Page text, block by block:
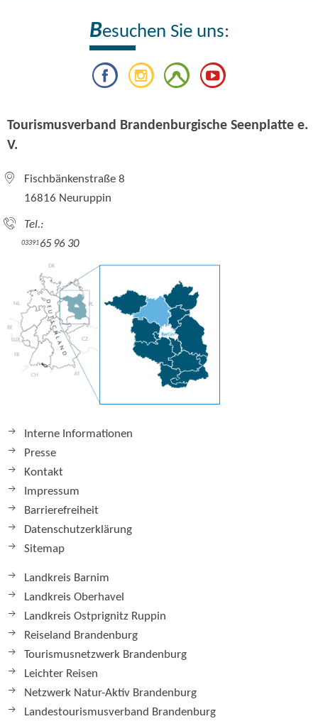
Besuchen Sie uns:
Tourismusverband Brandenburgische Seenplatte e.
V.
Fischbänkenstraße 8
16816 Neuruppin
Tel.:
0339165 96 30
Interne Informationen
Presse
Kontakt
Impressum
Barrierefreiheit
Datenschutzerklärung
Sitemap
Landkreis Barnim
Landkreis Oberhavel
Landkreis Ostprignitz Ruppin
Reiseland Brandenburg
Tourismusnetzwerk Brandenburg
Leichter Reisen
Netzwerk Natur-Aktiv Brandenburg
Landestourismusverband Brandenburg